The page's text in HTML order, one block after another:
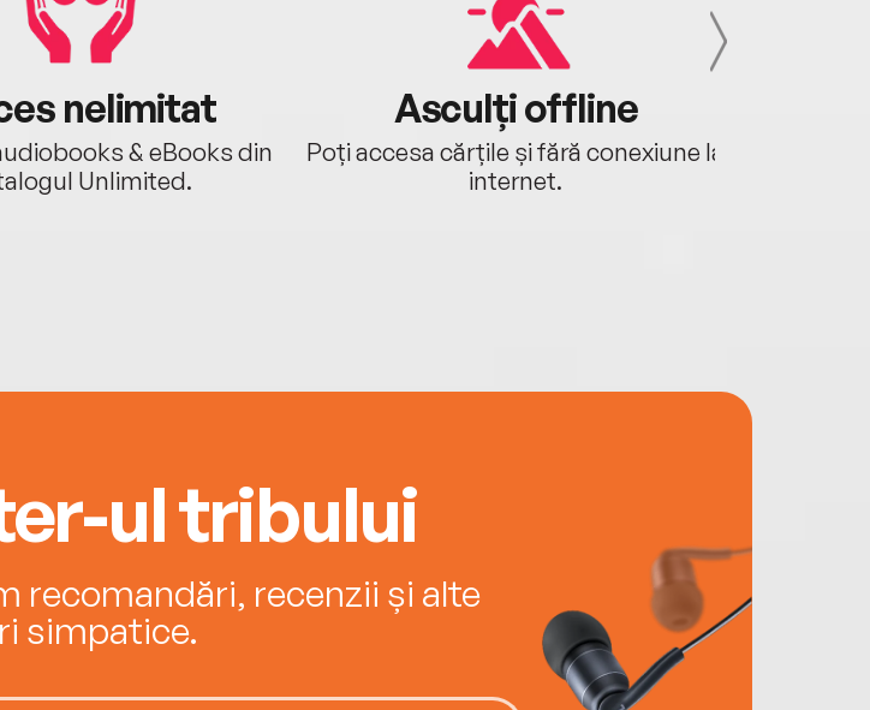
nelimitat
& eBooks din
Unlimited.
Asculți offline
Poți accesa cărțile și fără conexiune la
internet.
ul tribului
recenzii și alte
simpatice.